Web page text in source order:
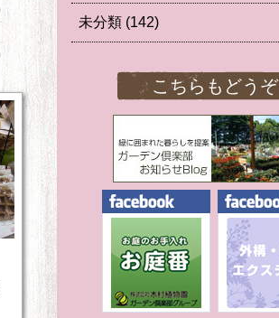
未分類 (142)
こちらもどうぞ